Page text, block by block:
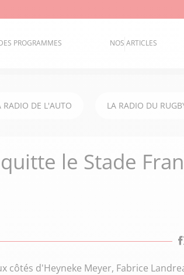
PROGRAMMES NOS ARTICLES
RADIO DE L'AUTO LA RADIO DU
le Stade
d'Heyneke Meyer, Fabrice